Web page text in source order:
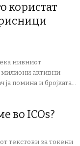
користат
нивниот
милиони активни
помина и бројката...
во ICOs?
текстови за токени